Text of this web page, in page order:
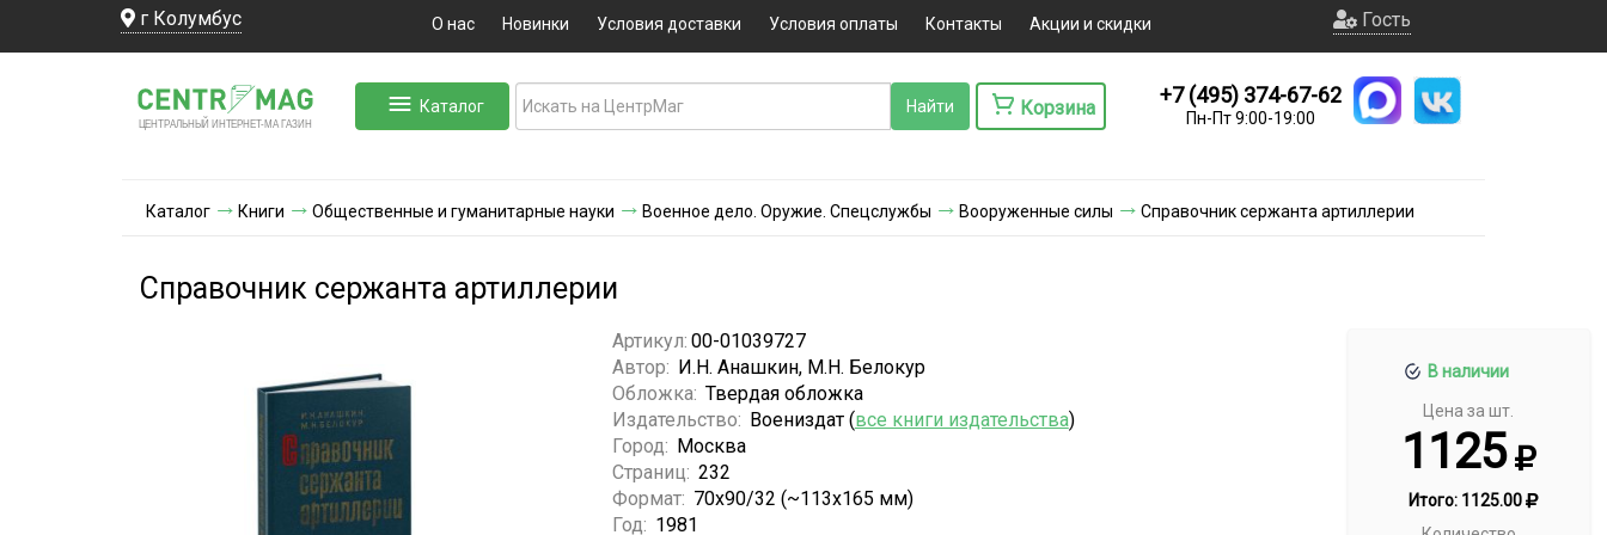
г Колумбус О нас Новинки Условия доставки Условия оплаты Контакты Акции и скидки Гость
ЦЕНТРАЛЬНЫЙ ИНТЕРНЕТ-МА ГАЗИН
Каталог Корзина
+7 (495) 374-67-62
Пн-Пт 9:00-19:00
Каталог Книги Общественные и гуманитарные науки Военное дело. Оружие. Спецслужбы Вооруженные силы Справочник сержанта артиллерии
Справочник сержанта артиллерии
В наличии
Цена за шт.
1125
Итого: 1125.00
Артикул: 00-01039727
Автор: И.Н. Анашкин, М.Н. Белокур
Обложка: Твердая обложка
Издательство: Воениздат (все книги издательства)
Город: Москва
Страниц: 232
Формат: 70x90/32 (~113х165 мм)
Год: 1981